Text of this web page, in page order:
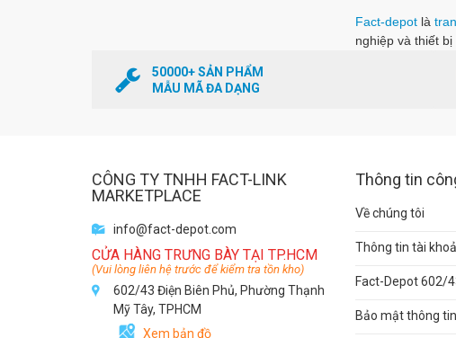
Fact-depotlà
nghiệp và thiết
50000+ SẢN PHẨM
MẪU MÃ ĐA DẠNG
CÔNG TY TNHH FACT-LINK
MARKETPLACE
info@fact-depot.com
CỬA HÀNG TRƯNG BÀY TẠI TP.HCM
(Vui lòng liên hệ trước để kiểm tra tồn kho)
602/43 Điện Biên Phủ, Phường Thạnh
Mỹ Tây, TPHCM
Xem bản đồ
Thông tin
Về chúng tôi
Thông tin tài
Fact-Depot 602/
Bảo mật thông tin